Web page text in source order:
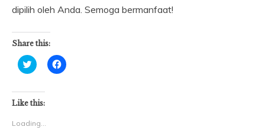
dipilih oleh Anda. Semoga bermanfaat!
Share this:
Click
to
Twitter
(Opens
in
window)
Click
to
Like this:
Loading...